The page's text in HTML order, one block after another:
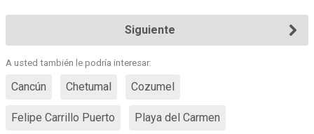
Siguiente
A usted también le podría interesar:
Cancún Chetumal Cozumel
Felipe Carrillo Puerto Playa del Carmen